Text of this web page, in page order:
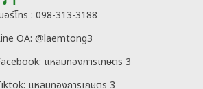
อร์โทร : 098-313-3188
OA: @laemtong3
แหลมทองการเกษตร 3
แหลมทองการเกษตร 3